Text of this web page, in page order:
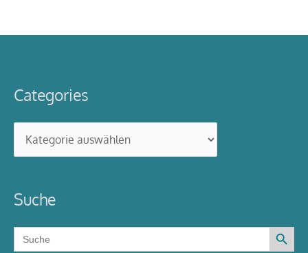
Categories
Suche
Search
for:
Search Button